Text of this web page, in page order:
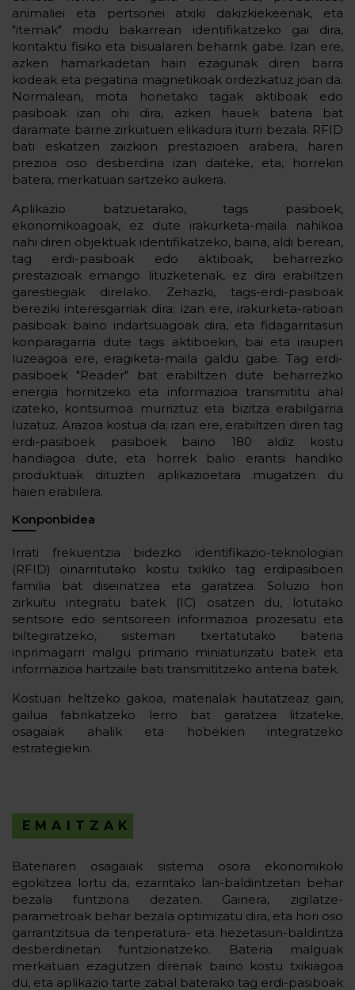
animaliei eta pertsonei atxiki dakizkiekeenak, eta
"itemak" modu bakarrean identifikatzeko gai dira,
kontaktu fisiko eta bisualaren beharrik gabe. Izan ere,
azken hamarkadetan hain ezagunak diren barra
kodeak eta pegatina magnetikoak ordezkatuz joan da.
Normalean, mota honetako tagak aktiboak edo
pasiboak izan ohi dira, azken hauek bateria bat
daramate barne zirkuituen elikadura iturri bezala. RFID
bati eskatzen zaizkion prestazioen arabera, haren
prezioa oso desberdina izan daiteke, eta, horrekin
batera, merkatuan sartzeko aukera.
Aplikazio batzuetarako, tags pasiboek,
ekonomikoagoak, ez dute irakurketa-maila nahikoa
nahi diren objektuak identifikatzeko, baina, aldi berean,
tag erdi-pasiboak edo aktiboak, beharrezko
prestazioak emango lituzketenak, ez dira erabiltzen
garestiegiak direlako. Zehazki, tags-erdi-pasiboak
bereziki interesgarriak dira; izan ere, irakurketa-ratioan
pasiboak baino indartsuagoak dira, eta fidagarritasun
konparagarria dute tags aktiboekin, bai eta iraupen
luzeagoa ere, eragiketa-maila galdu gabe. Tag erdi-
pasiboek "Reader" bat erabiltzen dute beharrezko
energia hornitzeko eta informazioa transmititu ahal
izateko, kontsumoa murriztuz eta bizitza erabilgarria
luzatuz. Arazoa kostua da; izan ere, erabiltzen diren tag
erdi-pasiboek pasiboek baino 180 aldiz kostu
handiagoa dute, eta horrek balio erantsi handiko
produktuak dituzten aplikazioetara mugatzen du
haien erabilera.
Konponbidea
Irrati frekuentzia bidezko identifikazio-teknologian
(RFID) oinarritutako kostu txikiko tag erdipasiboen
familia bat diseinatzea eta garatzea. Soluzio hori
zirkuitu integratu batek (IC) osatzen du, lotutako
sentsore edo sentsoreen informazioa prozesatu eta
biltegiratzeko, sisteman txertatutako bateria
inprimagarri malgu primario miniaturizatu batek eta
informazioa hartzaile bati transmititzeko antena batek.
Kostuari heltzeko gakoa, materialak hautatzeaz gain,
gailua fabrikatzeko lerro bat garatzea litzateke,
osagaiak ahalik eta hobekien integratzeko
estrategiekin.
EMAITZAK
Bateriaren osagaiak sistema osora ekonomikoki
egokitzea lortu da, ezarritako lan-baldintzetan behar
bezala funtziona dezaten. Gainera, zigilatze-
parametroak behar bezala optimizatu dira, eta hori oso
garrantzitsua da tenperatura- eta hezetasun-baldintza
desberdinetan funtzionatzeko. Bateria malguak
merkatuan ezagutzen direnak baino kostu txikiagoa
du, eta aplikazio tarte zabal baterako tag erdi-pasiboak